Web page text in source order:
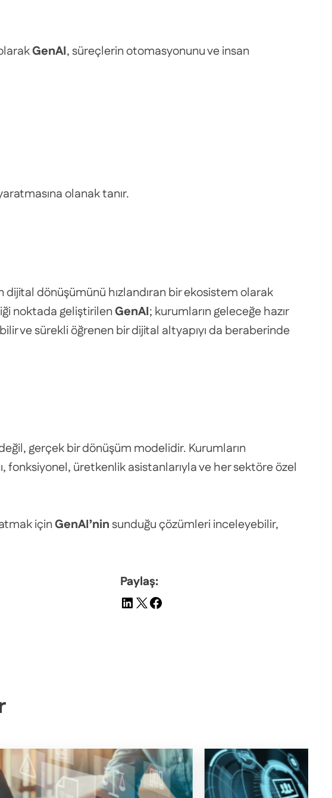
GenAI, süreçlerin otomasyonunu ve insan
olanak tanır.
dönüşümünü hızlandıran bir ekosistem olarak
noktada geliştirilenGenAI; kurumların geleceğe hazır
ve sürekli öğrenen bir dijital altyapıyı da beraberinde
gerçek bir dönüşüm modelidir. Kurumların
fonksiyonel, üretkenlik asistanlarıyla ve her sektöre özel
içinGenAI’ninsunduğu çözümleri inceleyebilir,
Paylaş: